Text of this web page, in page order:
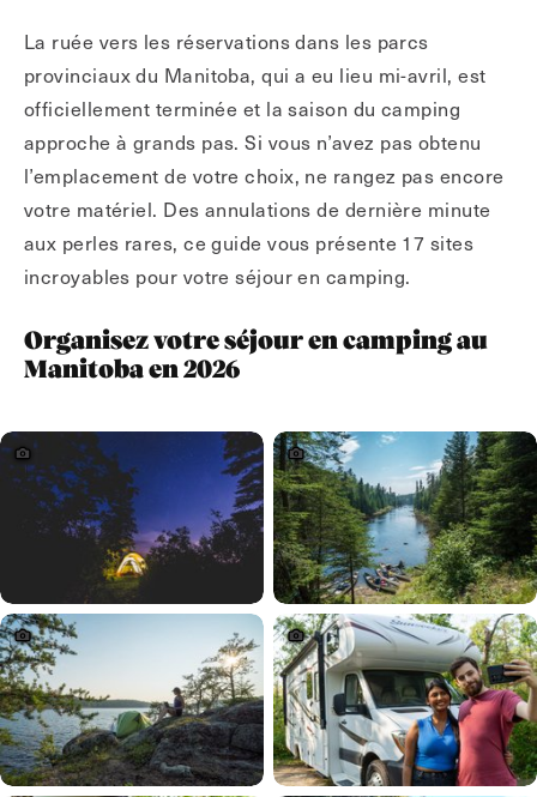
La ruée vers les réservations dans les parcs
provinciaux du Manitoba, qui a eu lieu mi-avril, est
officiellement terminée et la saison du camping
approche à grands pas. Si vous n’avez pas obtenu
l’emplacement de votre choix, ne rangez pas encore
votre matériel. Des annulations de dernière minute
aux perles rares, ce guide vous présente 17 sites
incroyables pour votre séjour en camping.
Organisez votre séjour en camping au
Manitoba en 2026